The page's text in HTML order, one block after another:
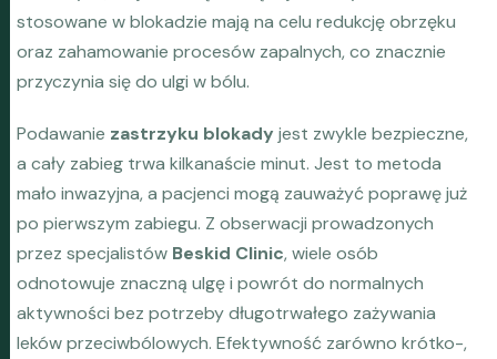
stosowane w blokadzie mają na celu redukcję obrzęku
oraz zahamowanie procesów zapalnych, co znacznie
przyczynia się do ulgi w bólu.
Podawanie zastrzyku blokady jest zwykle bezpieczne,
a cały zabieg trwa kilkanaście minut. Jest to metoda
mało inwazyjna, a pacjenci mogą zauważyć poprawę już
po pierwszym zabiegu. Z obserwacji prowadzonych
przez specjalistów Beskid Clinic, wiele osób
odnotowuje znaczną ulgę i powrót do normalnych
aktywności bez potrzeby długotrwałego zażywania
leków przeciwbólowych. Efektywność zarówno krótko-,